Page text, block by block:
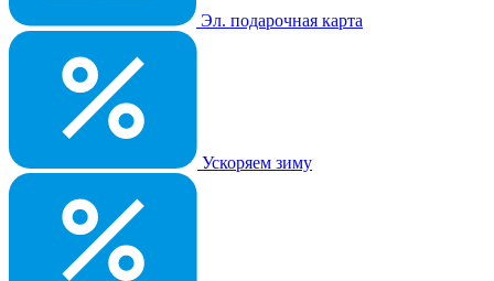
Эл. подарочная карта
Ускоряем зиму